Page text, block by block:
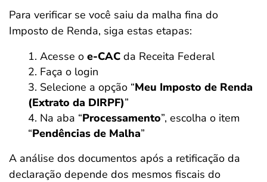
Para verificar se você saiu da malha fina do
Imposto de Renda, siga estas etapas:
Acesse o e-CAC da Receita Federal
Faça o login
Selecione a opção “Meu Imposto de Renda
(Extrato da DIRPF)”
Na aba “Processamento”, escolha o item
“Pendências de Malha”
A análise dos documentos após a retificação da
declaração depende dos mesmos fiscais do